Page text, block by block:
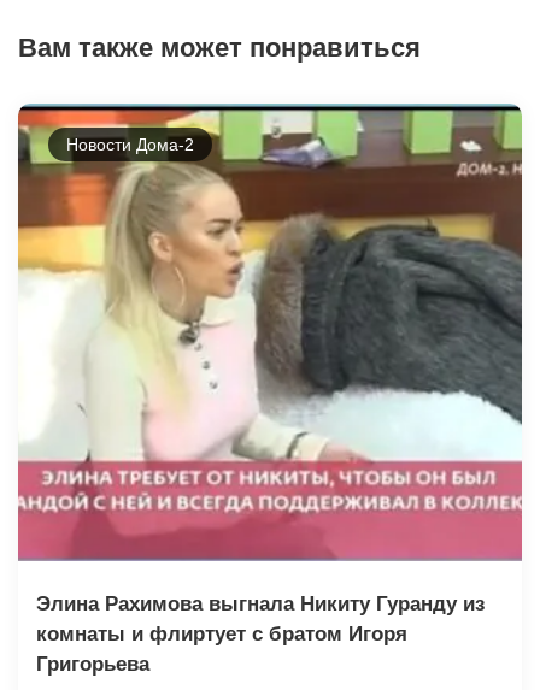
Вам также может понравиться
Новости Дома-2
Элина Рахимова выгнала Никиту Гуранду из
комнаты и флиртует с братом Игоря
Григорьева